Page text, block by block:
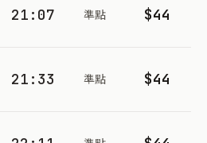
21:07 準點 $44
21:33 準點 $44